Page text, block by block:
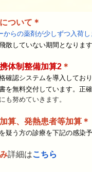
ついて＊
らの薬剤が少しずつ入荷
散していない期間となりま
体制整備加算2＊
確認システムを導入してお
を無料交付しています。正
も努めていきます。
算、発熱患者等加算＊
疑う方の診療を下記の感染
詳細はこちら